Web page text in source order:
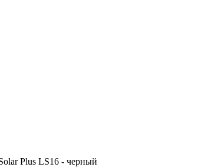
Plus LS16 - черный